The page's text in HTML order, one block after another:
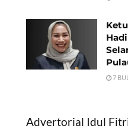
7
Advertorial Idul